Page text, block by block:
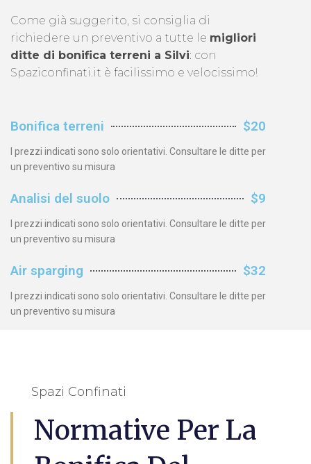
Come già suggerito, si consiglia di
richiedere un preventivo a tutte le migliori
ditte di bonifica terreni a Silvi: con
Spaziconfinati.it è facilissimo e velocissimo!
Bonifica terreni $20
I prezzi indicati sono solo orientativi. Consultare le ditte per
un preventivo su misura
Analisi del suolo $9
I prezzi indicati sono solo orientativi. Consultare le ditte per
un preventivo su misura
Air sparging $32
I prezzi indicati sono solo orientativi. Consultare le ditte per
un preventivo su misura
Spazi Confinati
Normative Per La